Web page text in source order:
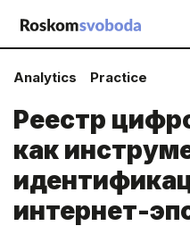
Analytics Practice
Реестр
как
интернет-